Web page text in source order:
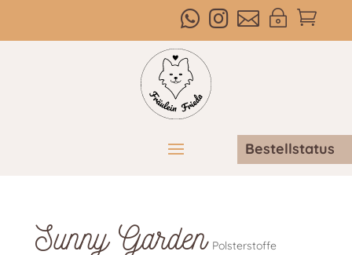

~



Bestellstatus
Sunny Garden Polsterstoffe